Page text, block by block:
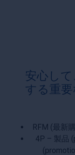
安心し
する重
RFM (最新
4P – 製品